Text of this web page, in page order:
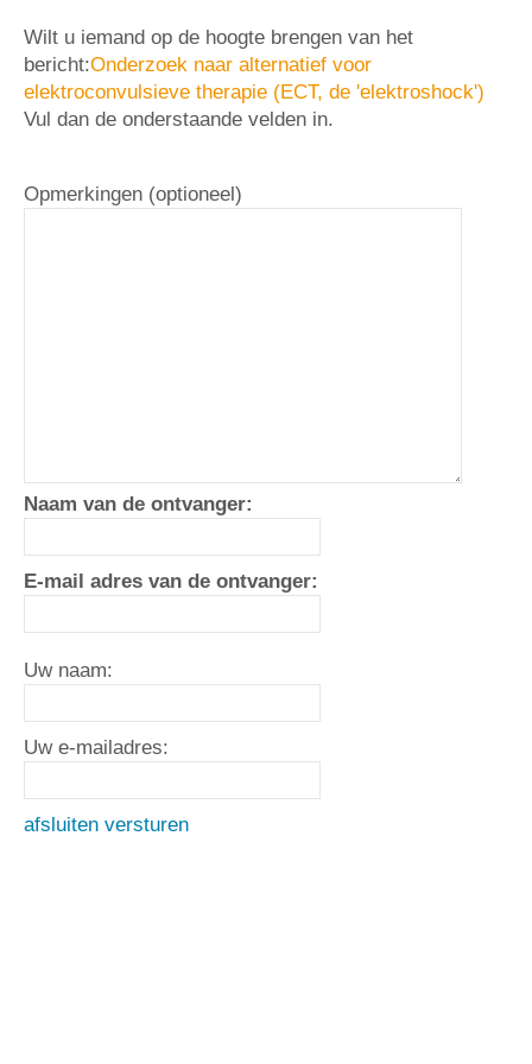
Wilt u iemand op de hoogte brengen van het
bericht:Onderzoek naar alternatief voor
elektroconvulsieve therapie (ECT, de 'elektroshock')
Vul dan de onderstaande velden in.
Opmerkingen (optioneel)
Naam van de ontvanger:
E-mail adres van de ontvanger:
Uw naam:
Uw e-mailadres:
afsluiten versturen